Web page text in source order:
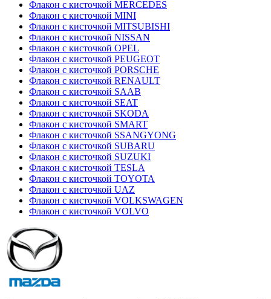
Флакон с кисточкой MERCEDES
Флакон с кисточкой MINI
Флакон с кисточкой MITSUBISHI
Флакон с кисточкой NISSAN
Флакон с кисточкой OPEL
Флакон с кисточкой PEUGEOT
Флакон с кисточкой PORSCHE
Флакон с кисточкой RENAULT
Флакон с кисточкой SAAB
Флакон с кисточкой SEAT
Флакон с кисточкой SKODA
Флакон с кисточкой SMART
Флакон с кисточкой SSANGYONG
Флакон с кисточкой SUBARU
Флакон с кисточкой SUZUKI
Флакон с кисточкой TESLA
Флакон с кисточкой TOYOTA
Флакон с кисточкой UAZ
Флакон с кисточкой VOLKSWAGEN
Флакон с кисточкой VOLVO